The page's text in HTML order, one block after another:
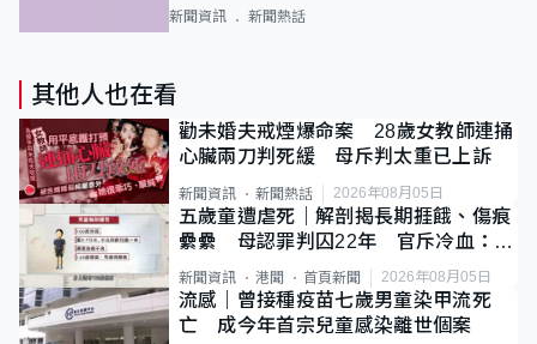
新聞資訊 新聞熱話
其他人也在看
勸未婚夫戒煙爆命案 28歲女教師連捅
心臟兩刀判死緩 母斥判太重已上訴
新聞資訊 新聞熱話 2026年08月05日
五歲童遭虐死｜解剖揭長期捱餓、傷痕
纍纍 母認罪判囚22年 官斥冷血：同
類案最惡劣
新聞資訊 港聞 首頁新聞 2026年08月05日
流感｜曾接種疫苗七歲男童染甲流死
亡 成今年首宗兒童感染離世個案